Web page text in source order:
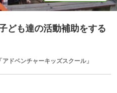
ども達の活動補助をする
ドベンチャーキッズスクール」